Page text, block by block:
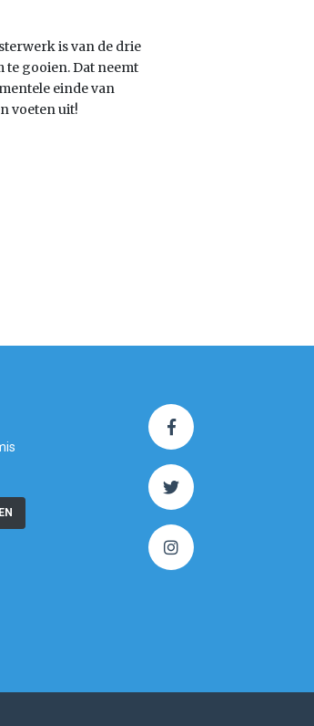
is van de drie
te gooien. Dat neemt
einde van
voeten uit!